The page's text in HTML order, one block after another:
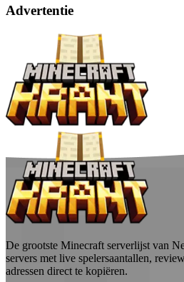
Advertentie
De grootste Minecraft serverlijst van
servers met live spelersaantallen,
adressen direct te kopiëren.